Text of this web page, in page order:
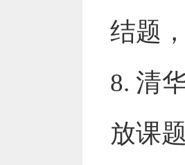
结题
8.清
放课